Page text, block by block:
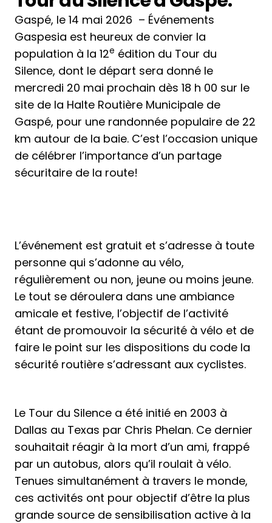
Gaspé, le 14 mai 2026 – Événements
Gaspesia est heureux de convier la
population à la 12e édition du Tour du
Silence, dont le départ sera donné le
mercredi 20 mai prochain dès 18 h 00 sur le
site de la Halte Routière Municipale de
Gaspé, pour une randonnée populaire de 22
km autour de la baie. C’est l’occasion unique
de célébrer l’importance d’un partage
sécuritaire de la route!
L’événement est gratuit et s’adresse à toute
personne qui s’adonne au vélo,
régulièrement ou non, jeune ou moins jeune.
Le tout se déroulera dans une ambiance
amicale et festive, l’objectif de l’activité
étant de promouvoir la sécurité à vélo et de
faire le point sur les dispositions du code la
sécurité routière s’adressant aux cyclistes.
Le Tour du Silence a été initié en 2003 à
Dallas au Texas par Chris Phelan. Ce dernier
souhaitait réagir à la mort d’un ami, frappé
par un autobus, alors qu’il roulait à vélo.
Tenues simultanément à travers le monde,
ces activités ont pour objectif d’être la plus
grande source de sensibilisation active à la